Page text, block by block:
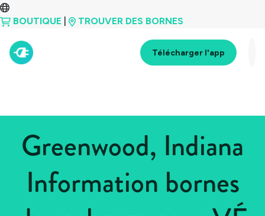
BOUTIQUE TROUVER DES BORNES
Télécharger l'app
Greenwood, Indiana
Information bornes